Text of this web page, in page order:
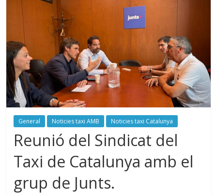
General Noticies taxi AMB Noticies taxi Catalunya
Reunió del Sindicat del
Taxi de Catalunya amb el
grup de Junts.